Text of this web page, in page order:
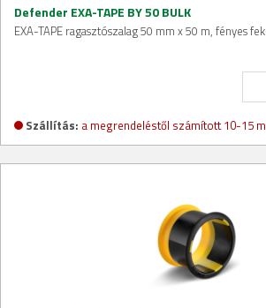
Defender EXA-TAPE BY 50 BULK
EXA-TAPE ragasztószalag 50 mm x 50 m, fényes
Szállítás: a megrendeléstől számított 10-15